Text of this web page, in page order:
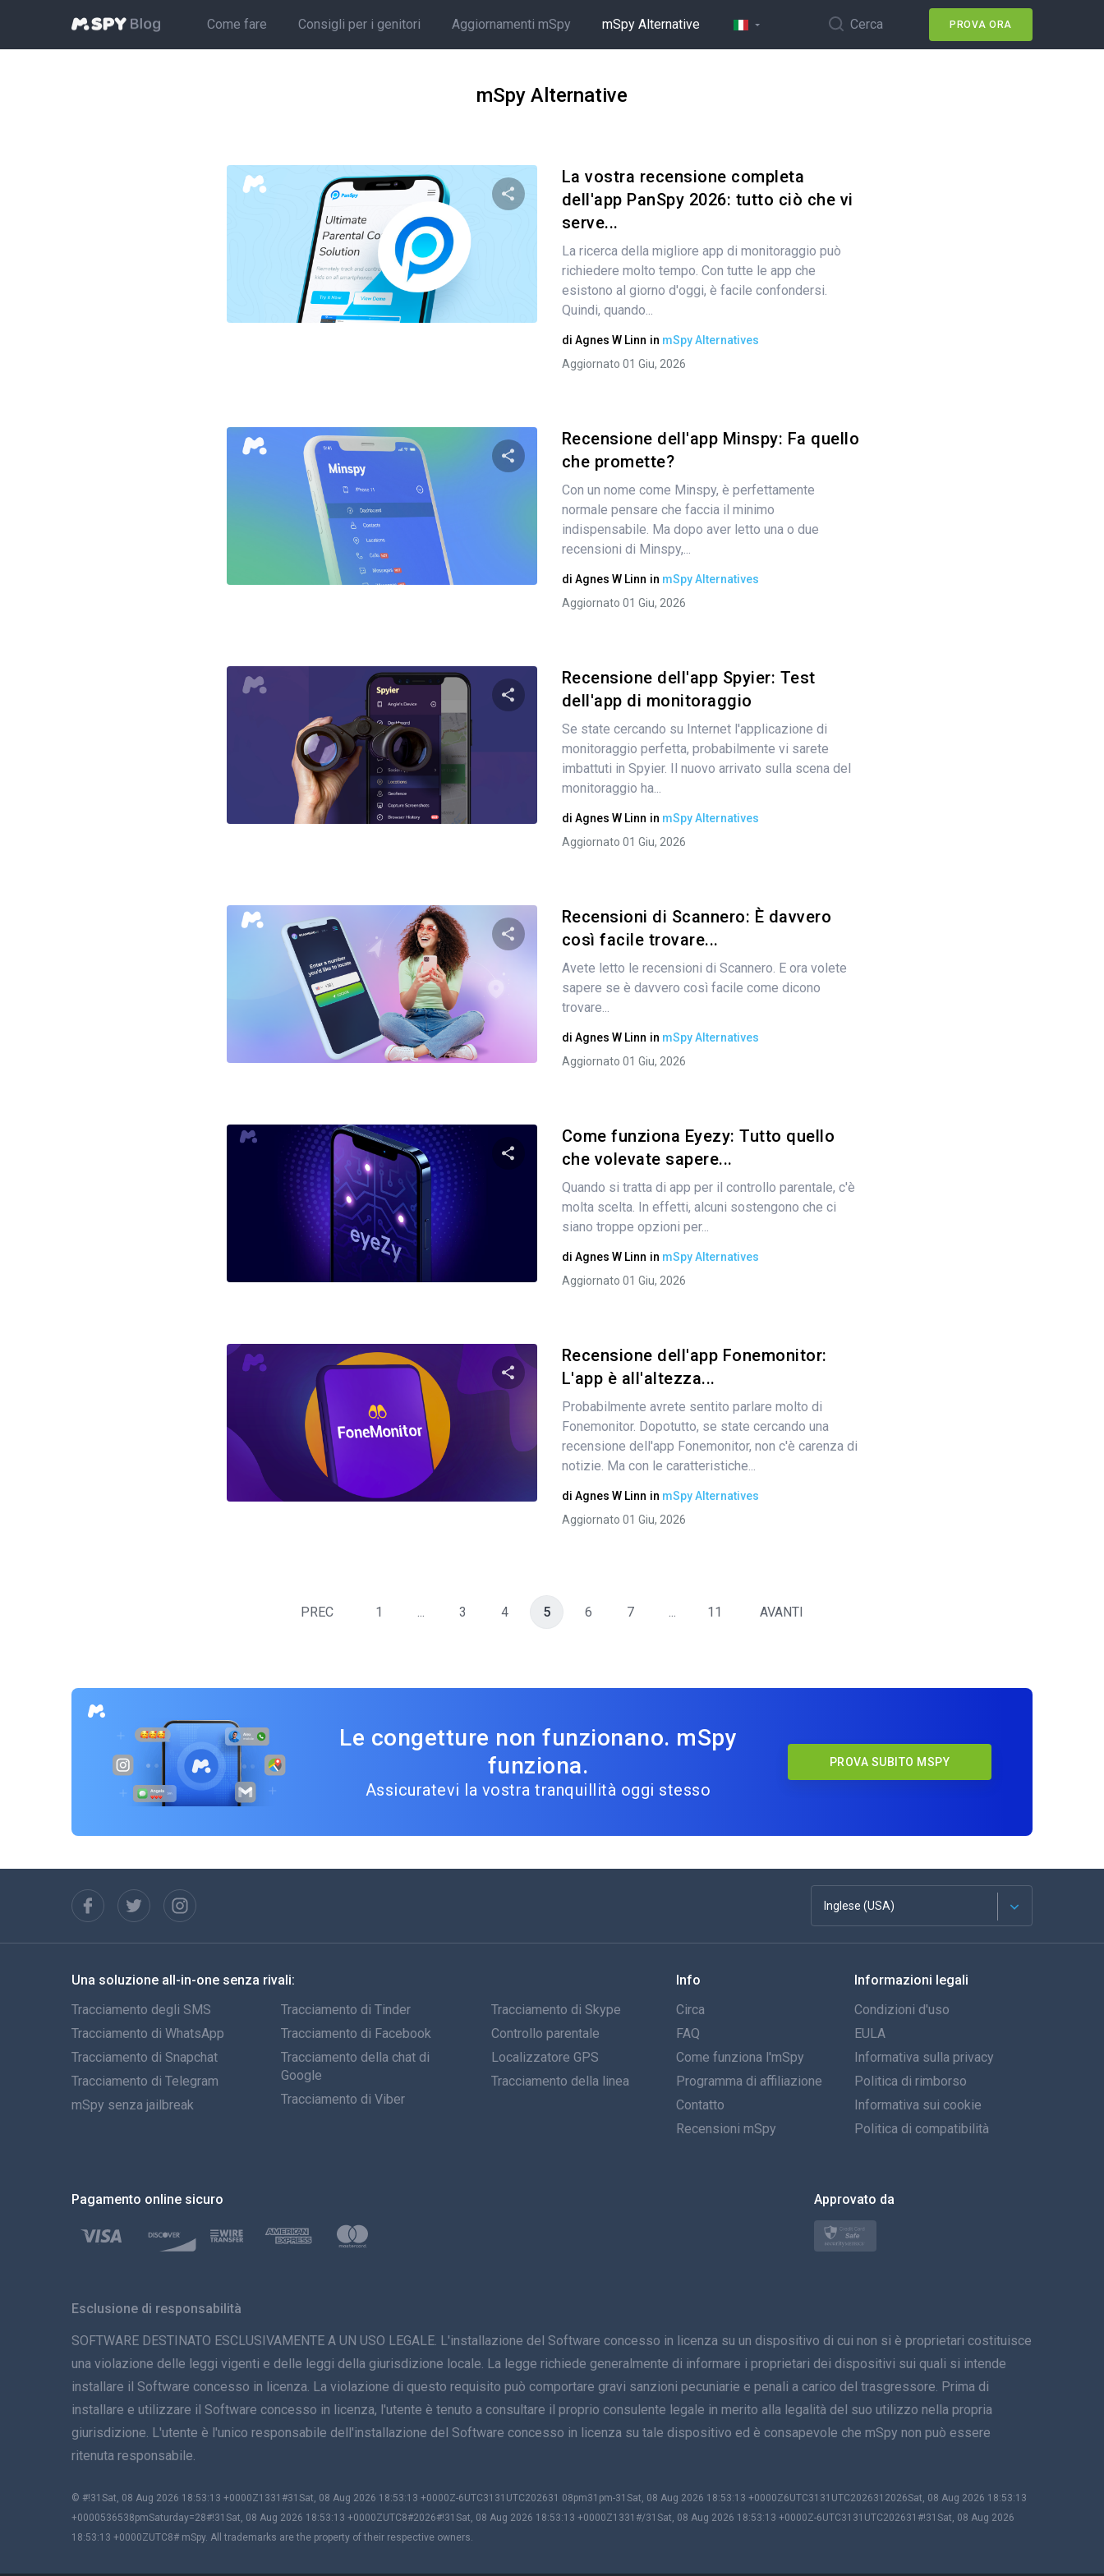
Come fare Consigli per i genitori Aggiornamenti mSpy mSpy Alternative Cerca PROVA ORA
mSpy Alternative
Facebook Copia link
La vostra recensione completa
dell'app PanSpy 2026: tutto ciò che vi
serve...
La ricerca della migliore app di monitoraggio può
richiedere molto tempo. Con tutte le app che
esistono al giorno d'oggi, è facile confondersi.
Quindi, quando...
di Agnes W Linn in mSpy Alternatives
Aggiornato 01 Giu, 2026
Condividi questo articolo
Recensione dell'app Minspy: Fa quello
che promette?
Con un nome come Minspy, è perfettamente
normale pensare che faccia il minimo
indispensabile. Ma dopo aver letto una o due
recensioni di Minspy,...
di Agnes W Linn in mSpy Alternatives
Aggiornato 01 Giu, 2026
Condividi questo articolo
Recensione dell'app Spyier: Test
dell'app di monitoraggio
Se state cercando su Internet l'applicazione di
monitoraggio perfetta, probabilmente vi sarete
imbattuti in Spyier. Il nuovo arrivato sulla scena del
monitoraggio ha...
di Agnes W Linn in mSpy Alternatives
Aggiornato 01 Giu, 2026
Condividi questo articolo
Facebook Copia link
Recensioni di Scannero: È davvero
così facile trovare...
Avete letto le recensioni di Scannero. E ora volete
sapere se è davvero così facile come dicono
trovare...
di Agnes W Linn in mSpy Alternatives
Aggiornato 01 Giu, 2026
Condividi questo articolo
Facebook Copia link
Come funziona Eyezy: Tutto quello
che volevate sapere...
Quando si tratta di app per il controllo parentale, c'è
molta scelta. In effetti, alcuni sostengono che ci
siano troppe opzioni per...
di Agnes W Linn in mSpy Alternatives
Aggiornato 01 Giu, 2026
Condividi questo articolo
Recensione dell'app Fonemonitor:
L'app è all'altezza...
Probabilmente avrete sentito parlare molto di
Fonemonitor. Dopotutto, se state cercando una
recensione dell'app Fonemonitor, non c'è carenza di
notizie. Ma con le caratteristiche...
di Agnes W Linn in mSpy Alternatives
Aggiornato 01 Giu, 2026
PREC 1 ... 3 4 5 6 7 ... 11 AVANTI
Le congetture non funzionano. mSpy
funziona.
Assicuratevi la vostra tranquillità oggi stesso
PROVA SUBITO MSPY
Inglese (USA)
Français
Español
Portoghese
Italiano
Türkçe
Norsk
Svenska
Dansk
Una soluzione all-in-one senza rivali:
Tracciamento degli SMS
Tracciamento di WhatsApp
Tracciamento di Snapchat
Tracciamento di Telegram
mSpy senza jailbreak
Tracciamento di Tinder
Tracciamento di Facebook
Tracciamento della chat di
Google
Tracciamento di Viber
Tracciamento di Skype
Controllo parentale
Localizzatore GPS
Tracciamento della linea
Info
Circa
FAQ
Come funziona l'mSpy
Programma di affiliazione
Contatto
Recensioni mSpy
Informazioni legali
Condizioni d'uso
EULA
Informativa sulla privacy
Politica di rimborso
Informativa sui cookie
Politica di compatibilità
Pagamento online sicuro Approvato da
Esclusione di responsabilità
SOFTWARE DESTINATO ESCLUSIVAMENTE A UN USO LEGALE. L'installazione del Software concesso in licenza su un dispositivo di cui non si è proprietari costituisce
una violazione delle leggi vigenti e delle leggi della giurisdizione locale. La legge richiede generalmente di informare i proprietari dei dispositivi sui quali si intende
installare il Software concesso in licenza. La violazione di questo requisito può comportare gravi sanzioni pecuniarie e penali a carico del trasgressore. Prima di
installare e utilizzare il Software concesso in licenza, l'utente è tenuto a consultare il proprio consulente legale in merito alla legalità del suo utilizzo nella propria
giurisdizione. L'utente è l'unico responsabile dell'installazione del Software concesso in licenza su tale dispositivo ed è consapevole che mSpy non può essere
ritenuta responsabile.
© #!31Sat, 08 Aug 2026 18:53:13 +0000Z1331#31Sat, 08 Aug 2026 18:53:13 +0000Z-6UTC3131UTC202631 08pm31pm-31Sat, 08 Aug 2026 18:53:13 +0000Z6UTC3131UTC2026312026Sat, 08 Aug 2026 18:53:13
+0000536538pmSaturday=28#!31Sat, 08 Aug 2026 18:53:13 +0000ZUTC8#2026#!31Sat, 08 Aug 2026 18:53:13 +0000Z1331#/31Sat, 08 Aug 2026 18:53:13 +0000Z-6UTC3131UTC202631#!31Sat, 08 Aug 2026
18:53:13 +0000ZUTC8# mSpy. All trademarks are the property of their respective owners.